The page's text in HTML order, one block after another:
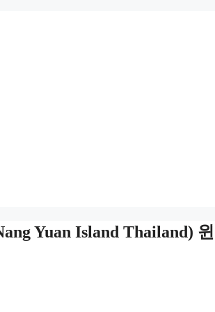
Yuan Island Thailand)